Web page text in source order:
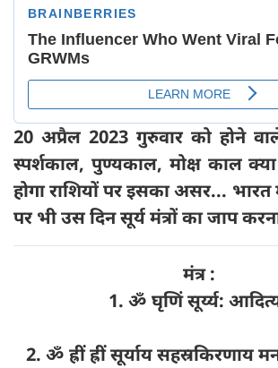
20 अप्रैल 2023 गुरुवार को होने
स्पर्शकाल, पुण्यकाल, मोक्ष काल
होगा राशियों पर इसका असर...
पर भी उस दिन सूर्य मंत्रों का जाप
मंत्र :
1. ॐ घृ‍णिं सूर्य्य:
2. ॐ ह्रीं ह्रीं सूर्याय सहस्रकिरणाय